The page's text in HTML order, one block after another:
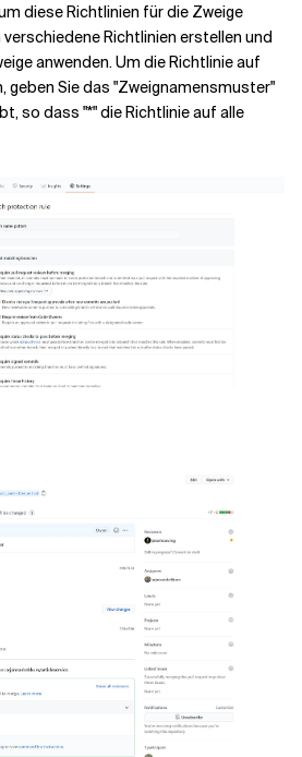
diese Richtlinien für die Zweige
Richtlinien erstellen und
anwenden. Um die Richtlinie auf
geben Sie das "Zweignamensmuster"
so dass "*" die Richtlinie auf alle